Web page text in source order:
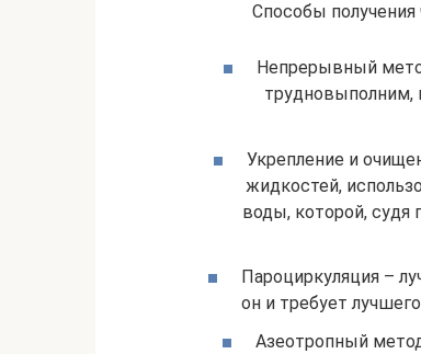
Способы
Непрерывный
трудновыполним,
Укрепление и
жидкостей,
воды, которой, судя
Пароциркуляция –
он и требует
Азеотропный